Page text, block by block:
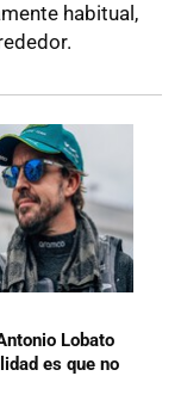
habitual,
Lobato
es que no